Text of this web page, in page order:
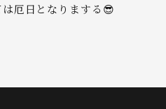
厄日となりまする😎